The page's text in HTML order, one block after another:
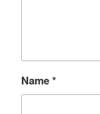
Name*